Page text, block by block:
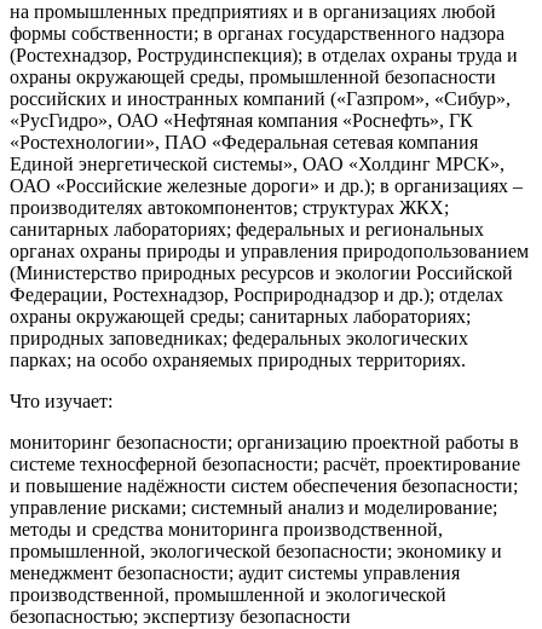
на промышленных предприятиях и в организациях любой
формы собственности; в органах государственного надзора
(Ростехнадзор, Рострудинспекция); в отделах охраны труда и
охраны окружающей среды, промышленной безопасности
российских и иностранных компаний («Газпром», «Сибур»,
«РусГидро», ОАО «Нефтяная компания «Роснефть», ГК
«Ростехнологии», ПАО «Федеральная сетевая компания
Единой энергетической системы», ОАО «Холдинг МРСК»,
ОАО «Российские железные дороги» и др.); в организациях –
производителях автокомпонентов; структурах ЖКХ;
санитарных лабораториях; федеральных и региональных
органах охраны природы и управления природопользованием
(Министерство природных ресурсов и экологии Российской
Федерации, Ростехнадзор, Росприроднадзор и др.); отделах
охраны окружающей среды; санитарных лабораториях;
природных заповедниках; федеральных экологических
парках; на особо охраняемых природных территориях.
Что изучает:
мониторинг безопасности; организацию проектной работы в
системе техносферной безопасности; расчёт, проектирование
и повышение надёжности систем обеспечения безопасности;
управление рисками; системный анализ и моделирование;
методы и средства мониторинга производственной,
промышленной, экологической безопасности; экономику и
менеджмент безопасности; аудит системы управления
производственной, промышленной и экологической
безопасностью; экспертизу безопасности